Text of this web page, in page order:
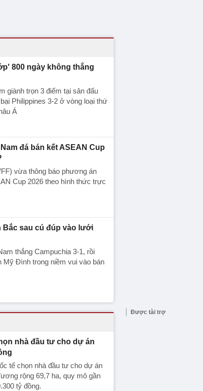
800 ngày không thắng
giành trọn 3 điểm tại sân đấu
Philippines 3-2 ở vòng loại thứ
Á
đá bán kết ASEAN Cup
vừa thông báo phương án
Cup 2026 theo hình thức trực
Bắc sau cú đúp vào lưới
thắng Campuchia 3-1, rồi
Mỹ Đình trong niềm vui vào bán
nhà đầu tư cho dự án
tế chọn nhà đầu tư cho dự án
rộng 69,7 ha, quy mô gần
tỷ đồng.
Được tài trợ